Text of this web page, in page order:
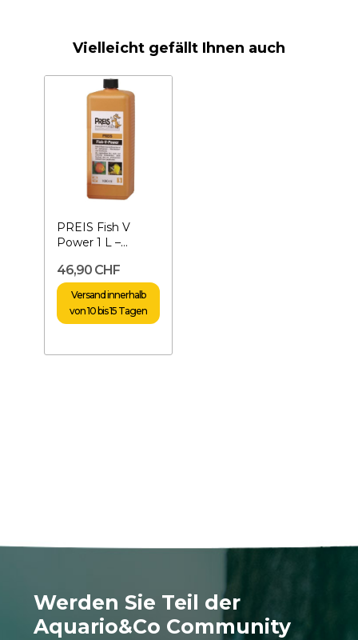
Vielleicht gefällt Ihnen auch
PREIS Fish V
Power 1 L –
Fische
46,90 CHF
Versand innerhalb
von 10 bis 15 Tagen
Werden Sie Teil der
Aquario&Co Community